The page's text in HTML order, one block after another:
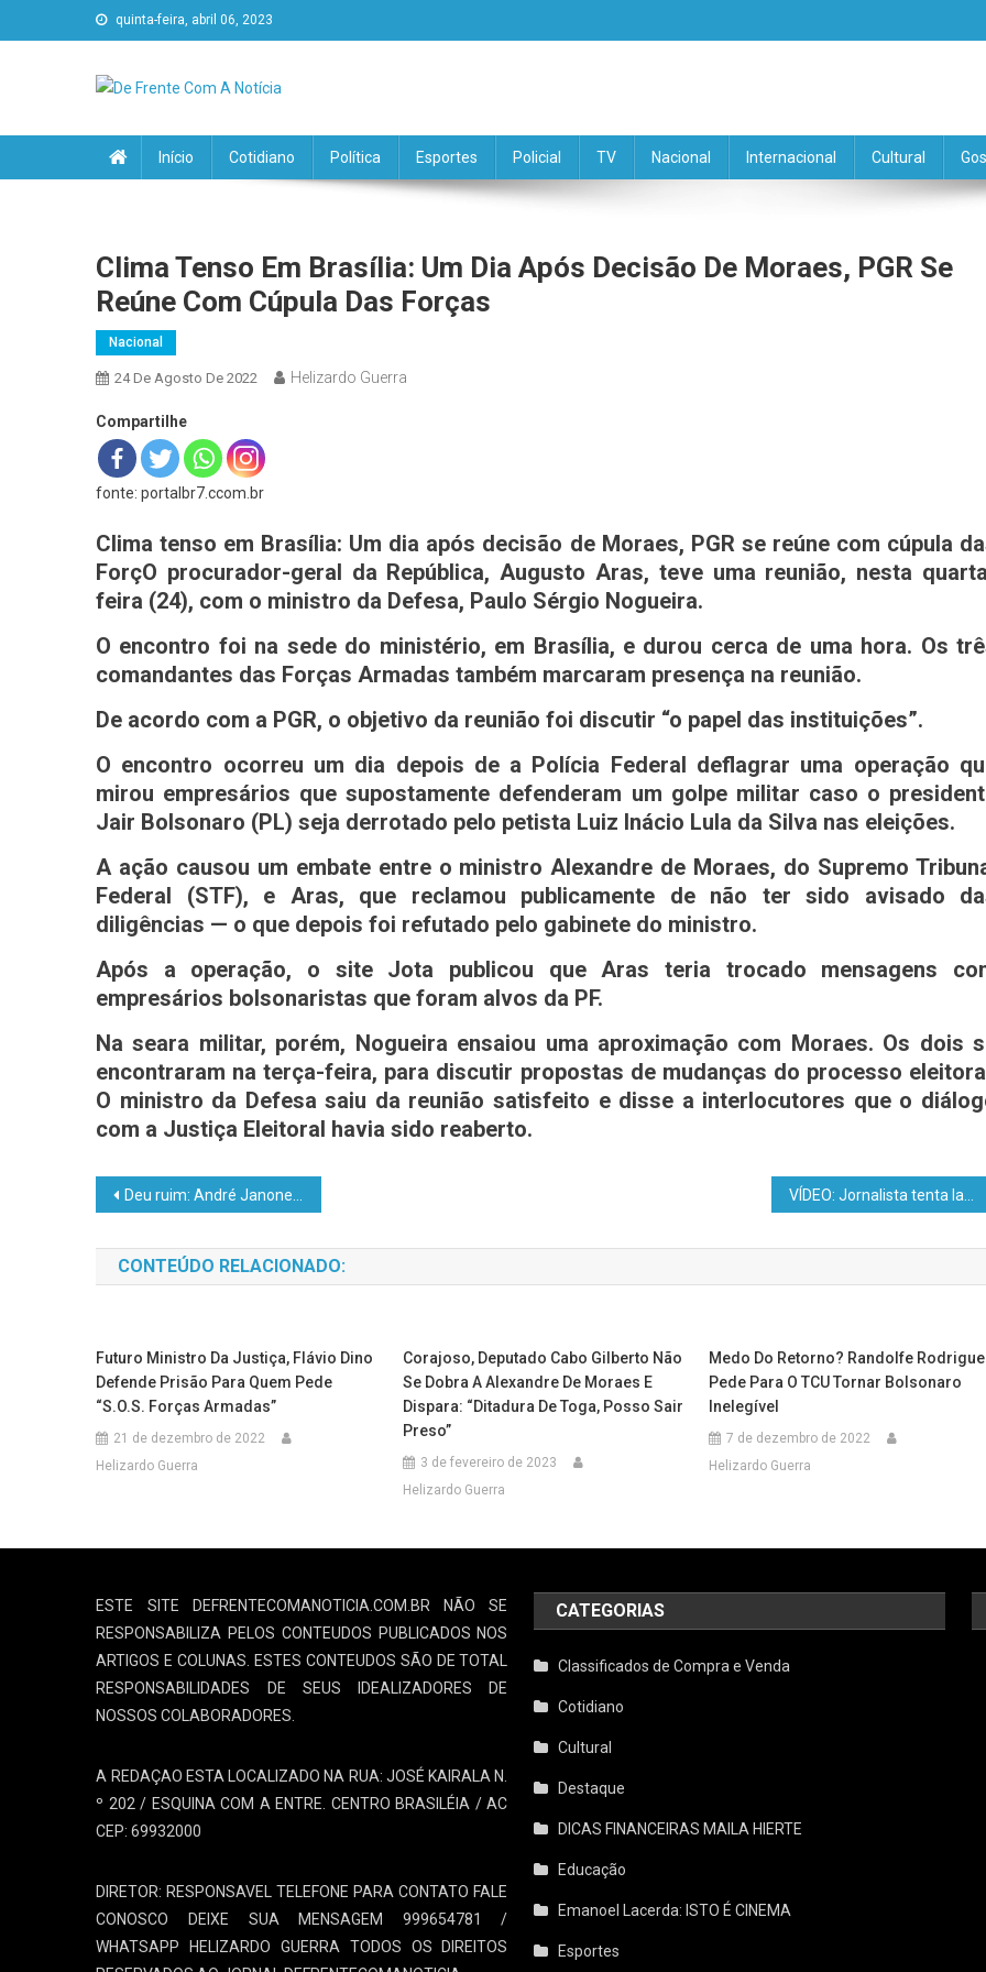
quinta-feira, abril 06, 2023
De Frente Com A Notícia
Início Cotidiano Política Esportes Policial TV Nacional Internacional Cultural
Clima Tenso Em Brasília: Um Dia Após Decisão De Moraes, PGR Se
Reúne Com Cúpula Das Forças
Nacional
24 De Agosto De 2022 Helizardo Guerra
Compartilhe
fonte: portalbr7.ccom.br
Clima tenso em Brasília: Um dia após decisão de Moraes, PGR se reúne com cúpula
ForçO procurador-geral da República, Augusto Aras, teve uma reunião, nesta
feira (24), com o ministro da Defesa, Paulo Sérgio Nogueira.
O encontro foi na sede do ministério, em Brasília, e durou cerca de uma hora. Os
comandantes das Forças Armadas também marcaram presença na reunião.
De acordo com a PGR, o objetivo da reunião foi discutir “o papel das instituições”.
O encontro ocorreu um dia depois de a Polícia Federal deflagrar uma operação
mirou empresários que supostamente defenderam um golpe militar caso o
Jair Bolsonaro (PL) seja derrotado pelo petista Luiz Inácio Lula da Silva nas eleições.
A ação causou um embate entre o ministro Alexandre de Moraes, do Supremo
Federal (STF), e Aras, que reclamou publicamente de não ter sido avisado
diligências — o que depois foi refutado pelo gabinete do ministro.
Após a operação, o site Jota publicou que Aras teria trocado mensagens
empresários bolsonaristas que foram alvos da PF.
Na seara militar, porém, Nogueira ensaiou uma aproximação com Moraes. Os dois
encontraram na terça-feira, para discutir propostas de mudanças do processo
O ministro da Defesa saiu da reunião satisfeito e disse a interlocutores que o
com a Justiça Eleitoral havia sido reaberto.
Deu ruim: André Janones pode ser retirado da campanha eleitoral de Lula após acusações de rachadinha
CONTEÚDO RELACIONADO:
Futuro Ministro Da Justiça, Flávio Dino
Defende Prisão Para Quem Pede
“S.O.S. Forças Armadas”
21 de dezembro de 2022
Helizardo Guerra
Corajoso, Deputado Cabo Gilberto Não
Se Dobra A Alexandre De Moraes E
Dispara: “Ditadura De Toga, Posso Sair
Preso”
3 de fevereiro de 2023
Helizardo Guerra
Medo Do Retorno? Randolfe
Pede Para O TCU Tornar Bolsonaro
Inelegível
7 de dezembro de 2022
Helizardo Guerra
ESTE SITE DEFRENTECOMANOTICIA.COM.BR NÃO SE
RESPONSABILIZA PELOS CONTEUDOS PUBLICADOS NOS
ARTIGOS E COLUNAS. ESTES CONTEUDOS SÃO DE TOTAL
RESPONSABILIDADES DE SEUS IDEALIZADORES DE
NOSSOS COLABORADORES.
A REDAÇAO ESTA LOCALIZADO NA RUA: JOSÉ KAIRALA N.
º 202 / ESQUINA COM A ENTRE. CENTRO BRASILÉIA / AC
CEP: 69932000
DIRETOR: RESPONSAVEL TELEFONE PARA CONTATO FALE
CONOSCO DEIXE SUA MENSAGEM 999654781 /
WHATSAPP HELIZARDO GUERRA TODOS OS DIREITOS
CATEGORIAS
Classificados de Compra e Venda
Cotidiano
Cultural
Destaque
DICAS FINANCEIRAS MAILA HIERTE
Educação
Emanoel Lacerda: ISTO É CINEMA
Esportes